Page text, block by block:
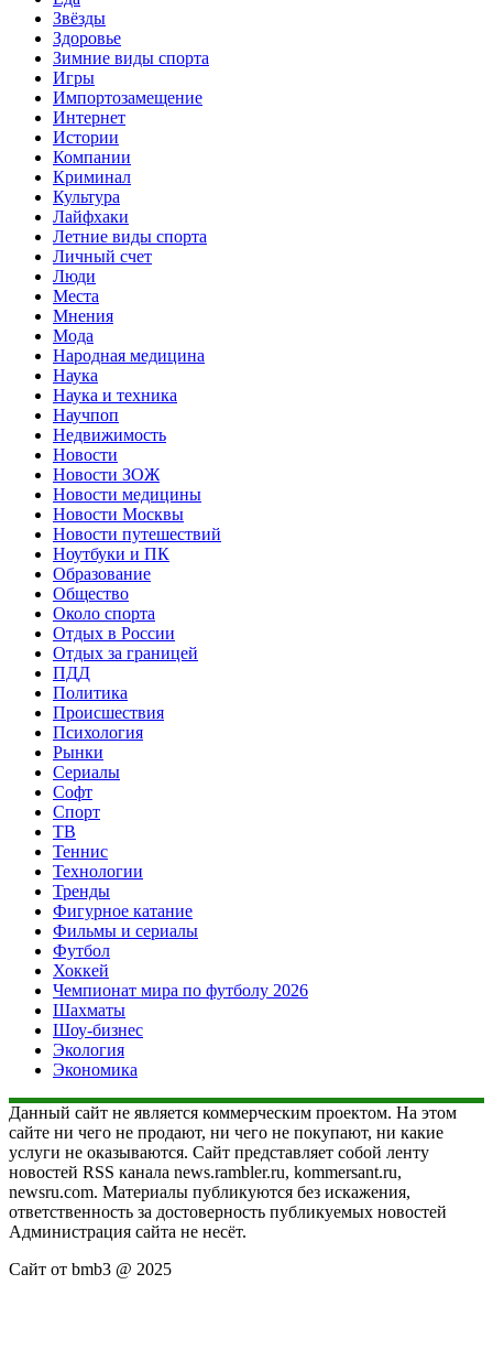
Звёзды
Здоровье
Зимние виды спорта
Игры
Импортозамещение
Интернет
Истории
Компании
Криминал
Культура
Лайфхаки
Летние виды спорта
Личный счет
Люди
Места
Мнения
Мода
Народная медицина
Наука
Наука и техника
Научпоп
Недвижимость
Новости
Новости ЗОЖ
Новости медицины
Новости Москвы
Новости путешествий
Ноутбуки и ПК
Образование
Общество
Около спорта
Отдых в России
Отдых за границей
ПДД
Политика
Происшествия
Психология
Рынки
Сериалы
Софт
Спорт
ТВ
Теннис
Технологии
Тренды
Фигурное катание
Фильмы и сериалы
Футбол
Хоккей
Чемпионат мира по футболу 2026
Шахматы
Шоу-бизнес
Экология
Экономика
Данный сайт не является коммерческим проектом. На этом
сайте ни чего не продают, ни чего не покупают, ни какие
услуги не оказываются. Сайт представляет собой ленту
новостей RSS канала news.rambler.ru, kommersant.ru,
newsru.com. Материалы публикуются без искажения,
ответственность за достоверность публикуемых новостей
Администрация сайта не несёт.
Сайт от bmb3 @ 2025